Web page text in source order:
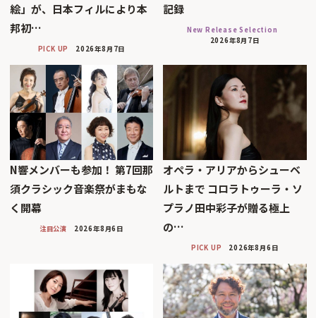
絵」が、日本フィルにより本
邦初…
PICK UP 2026年8月7日
記録
New Release Selection
2026年8月7日
N響メンバーも参加！ 第7回那
須クラシック音楽祭がまもな
く開幕
注目公演 2026年8月6日
オペラ・アリアからシューベ
ルトまで コロラトゥーラ・ソ
プラノ田中彩子が贈る極上
の…
PICK UP 2026年8月6日